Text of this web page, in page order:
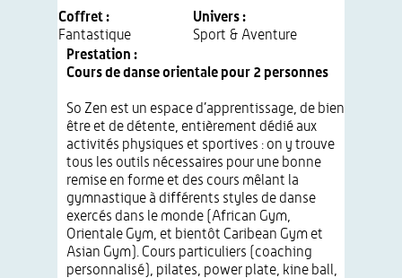
Coffret :
Fantastique
Univers :
Sport & Aventure
Prestation :
Cours de danse orientale pour 2 personnes
So Zen est un espace d’apprentissage, de bien
être et de détente, entièrement dédié aux
activités physiques et sportives : on y trouve
tous les outils nécessaires pour une bonne
remise en forme et des cours mêlant la
gymnastique à différents styles de danse
exercés dans le monde (African Gym,
Orientale Gym, et bientôt Caribean Gym et
Asian Gym). Cours particuliers (coaching
personnalisé), pilates, power plate, kine ball,